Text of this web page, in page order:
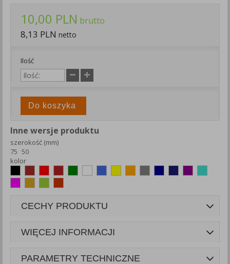
10,00 PLN brutto
8,13 PLN netto
Ilość
Do koszyka
Inne wersje produktu
szerokość (mm)
75 50
kolor
CECHY PRODUKTU
WIĘCEJ INFORMACJI
PARAMETRY TECHNICZNE